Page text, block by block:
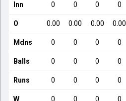
Inn 0 0 0 0
O 0.00 0.00 0.00 0.00
Mdns 0 0 0 0
Balls 0 0 0 0
Runs 0 0 0 0
W 0 0 0 0